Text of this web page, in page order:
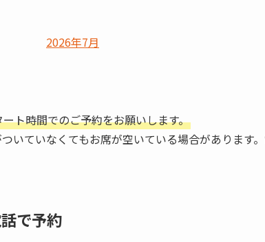
2026年7月
ート時間でのご予約をお願いします。
いていなくてもお席が空いている場合があります
で予約